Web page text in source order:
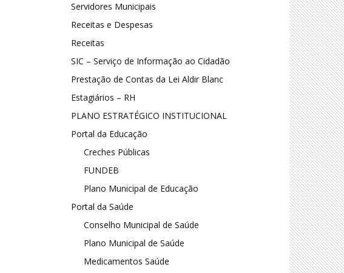
Servidores Municipais
Receitas e Despesas
Receitas
SIC – Serviço de Informação ao Cidadão
Prestação de Contas da Lei Aldir Blanc
Estagiários – RH
PLANO ESTRATÉGICO INSTITUCIONAL
Portal da Educação
Creches Públicas
FUNDEB
Plano Municipal de Educação
Portal da Saúde
Conselho Municipal de Saúde
Plano Municipal de Saúde
Medicamentos Saúde